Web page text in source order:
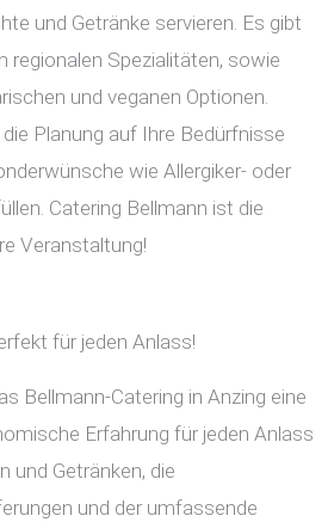
und Getränke servieren. Es gibt
regionalen Spezialitäten, sowie
und veganen Optionen.
Planung auf Ihre Bedürfnisse
wie Allergiker- oder
Catering Bellmann ist die
Veranstaltung!
für jeden Anlass!
Bellmann-Catering in Anzing eine
Erfahrung für jeden Anlass
und Getränken, die
und der umfassende